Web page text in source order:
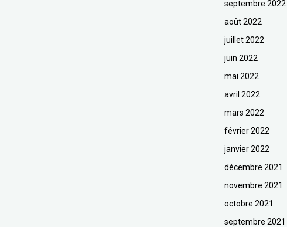
septembre 2022
août 2022
juillet 2022
juin 2022
mai 2022
avril 2022
mars 2022
février 2022
janvier 2022
décembre 2021
novembre 2021
octobre 2021
septembre 2021